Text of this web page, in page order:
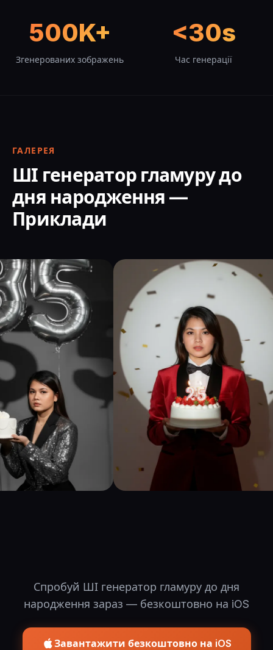
500K+
Згенерованих зображень
<30s
Час генерації
ГАЛЕРЕЯ
ШІ генератор гламуру до
дня народження —
Приклади
Спробуй ШІ генератор гламуру до дня
народження зараз — безкоштовно на iOS
Завантажити безкоштовно на iOS